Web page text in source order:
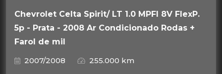
Chevrolet Celta Spirit/ LT 1.0 MPFI 8V FlexP.
5p - Prata - 2008 Ar Condicionado Rodas +
Farol de mil
2007/2008
255.000 km